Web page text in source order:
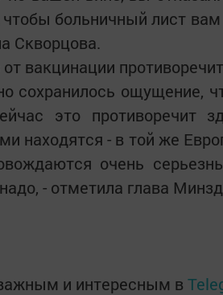
больничный лист вам
Скворцова.
вакцинации
сохранилось ощущение,
это противоречит
находятся - в той же
очень
- отметила глава
и интересным в